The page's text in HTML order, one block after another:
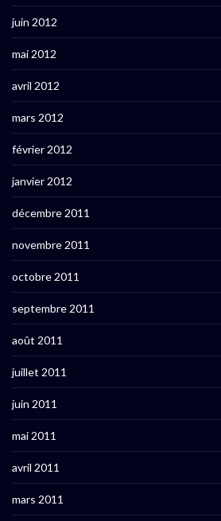
juin 2012
mai 2012
avril 2012
mars 2012
février 2012
janvier 2012
décembre 2011
novembre 2011
octobre 2011
septembre 2011
août 2011
juillet 2011
juin 2011
mai 2011
avril 2011
mars 2011